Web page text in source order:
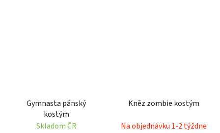
Gymnasta pánský
kostým
Skladom ČR
Kněz zombie kostým
Na objednávku 1-2 týždne